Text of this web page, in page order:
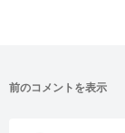
前のコメントを表示